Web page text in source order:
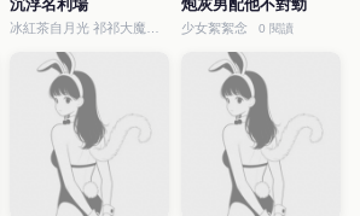
沉浮名利場
0 閱讀
炮灰男配他不對勁
少女絮絮念 0 閱讀